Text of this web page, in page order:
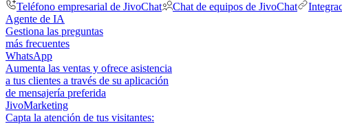
Teléfono empresarial de JivoChat
Chat de equipos de JivoChat
Agente de IA
Gestiona las preguntas
más frecuentes
WhatsApp
Aumenta las ventas y ofrece asistencia
a tus clientes a través de su aplicación
de mensajería preferida
JivoMarketing
Capta la atención de tus visitantes: